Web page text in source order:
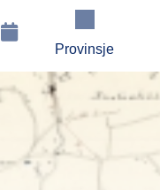
Provinsje